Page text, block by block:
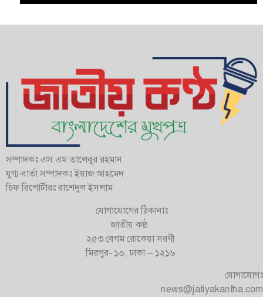
সম্পাদকঃ এস এম তালেবুর রহমান
যুগ্ম-বার্তা সম্পাদকঃ ইয়াজ আহমেদ
চিফ রিপোর্টারঃ রাশেদুল ইসলাম
যোগাযোগের ঠিকানাঃ
জাতীয় কণ্ঠ
২৫৩ বেগম রোকেয়া সরণী
মিরপুর- ১০, ঢাকা – ১২১৬
যোগাযোগঃ
news@jatiyakantha.com